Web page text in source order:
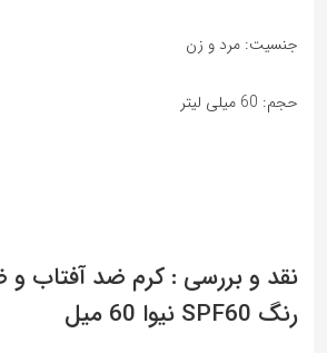
جنسیت: مرد و زن
حجم: 60 میلی لیتر
نقد و بررسی : کرم ضد آفتاب
رنگ SPF60 نیوا 60 میل